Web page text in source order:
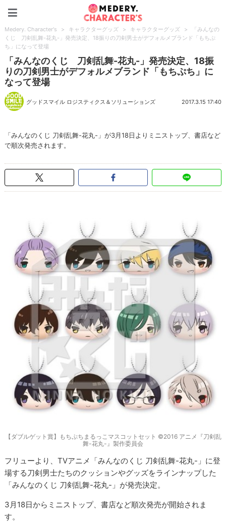
Medery. Character's > キャラクターグッズ > キャラクターグッズ >
「みんなの
くじ 刀剣乱舞-花丸-」発売決定、18振りの刀剣男士がデフォルメブランド「もちぷ
ち」になって登場
「みんなのくじ 刀剣乱舞-花丸-」発売決定、18振
りの刀剣男士がデフォルメブランド「もちぷち」に
なって登場
グッドスマイル ロジスティクス＆ソリューションズ 2017.3.15 17:40
「みんなのくじ 刀剣乱舞-花丸-」が3月18日よりミニストップ、書店など
で順次発売されます。
【ダブルゲット賞】もちぷちまるっこマスコットセット ©2016 アニメ『刀剣乱
舞-花丸-』製作委員会
フリューより、TVアニメ「みんなのくじ 刀剣乱舞-花丸-」に登
場する刀剣男士たちのクッションやグッズをラインナップした
「みんなのくじ 刀剣乱舞-花丸-」が発売決定。
3月18日からミニストップ、書店など順次発売が開始されま
す。